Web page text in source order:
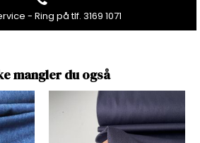
- Ring på tlf. 3169 1071
mangler du også